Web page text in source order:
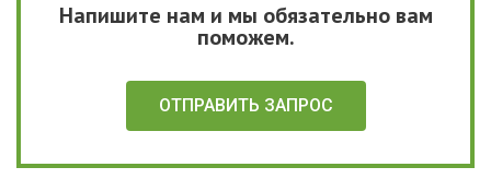
Напишите нам и мы обязательно вам
поможем.
ОТПРАВИТЬ ЗАПРОС